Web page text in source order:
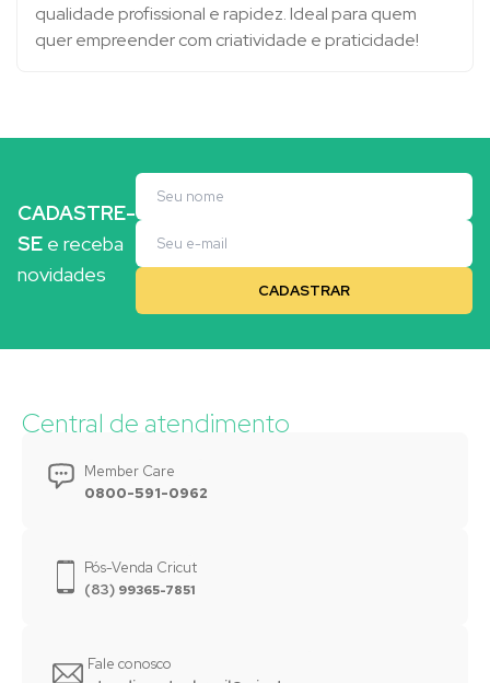
qualidade profissional e rapidez. Ideal para quem
quer empreender com criatividade e praticidade!
CADASTRE-
SE e receba
novidades
Central de atendimento
Member Care
0800-591-0962
Pós-Venda Cricut
(83) 99365-7851
Fale conosco